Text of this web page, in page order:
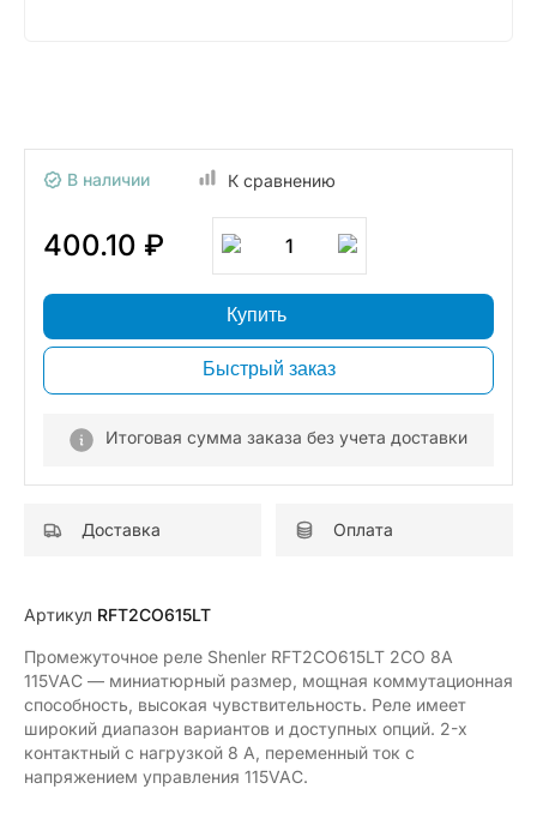
В наличии К сравнению
400.10 ₽ 1
Купить
Быстрый заказ
Итоговая сумма заказа без учета доставки
Доставка Оплата
Артикул RFT2CO615LT
Промежуточное реле Shenler RFT2CO615LT 2CO 8A
115VAC — миниатюрный размер, мощная коммутационная
способность, высокая чувствительность. Реле имеет
широкий диапазон вариантов и доступных опций. 2-х
контактный с нагрузкой 8 А, переменный ток с
напряжением управления 115VAC.